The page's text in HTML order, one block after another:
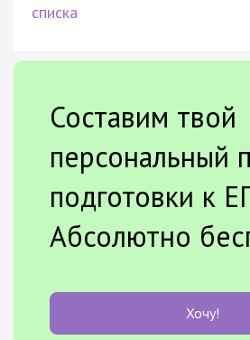
списка
Составим твой
персональный
подготовки к
Абсолютно
Хочу!